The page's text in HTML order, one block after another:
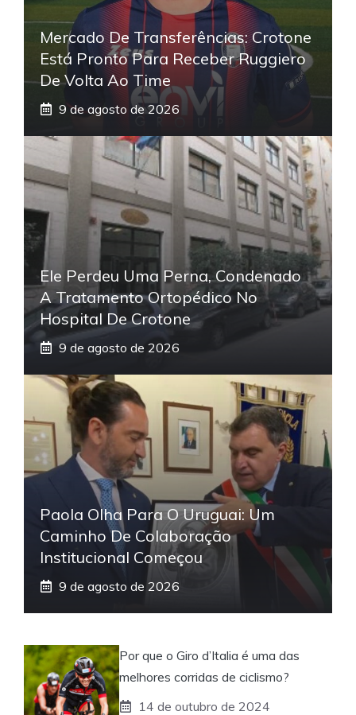
Mercado De Transferências: Crotone
Está Pronto Para Receber Ruggiero
De Volta Ao Time
9 de agosto de 2026
Ele Perdeu Uma Perna, Condenado
A Tratamento Ortopédico No
Hospital De Crotone
9 de agosto de 2026
Paola Olha Para O Uruguai: Um
Caminho De Colaboração
Institucional Começou
9 de agosto de 2026
Por que o Giro d’Italia é uma das
melhores corridas de ciclismo?
14 de outubro de 2024